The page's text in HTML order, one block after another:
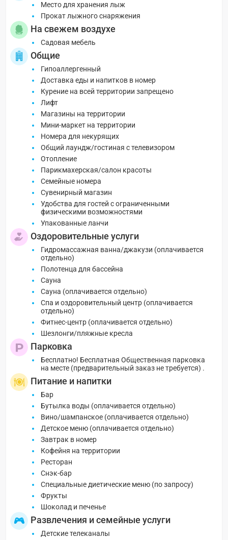
Место для хранения лыж
Прокат лыжного снаряжения
На свежем воздухе
Садовая мебель
Общие
Гипоаллергенный
Доставка еды и напитков в номер
Курение на всей территории запрещено
Лифт
Магазины на территории
Мини-маркет на территории
Номера для некурящих
Общий лаундж/гостиная с телевизором
Отопление
Парикмахерская/салон красоты
Семейные номера
Сувенирный магазин
Удобства для гостей с ограниченными
физическими возможностями
Упакованные ланчи
Оздоровительные услуги
Гидромассажная ванна/джакузи (оплачивается
отдельно)
Полотенца для бассейна
Сауна
Сауна (оплачивается отдельно)
Спа и оздоровительный центр (оплачивается
отдельно)
Фитнес-центр (оплачивается отдельно)
Шезлонги/пляжные кресла
Парковка
Бесплатно! Бесплатная Общественная парковка
на месте (предварительный заказ не требуется) .
Питание и напитки
Бар
Бутылка воды (оплачивается отдельно)
Вино/шампанское (оплачивается отдельно)
Детское меню (оплачивается отдельно)
Завтрак в номер
Кофейня на территории
Ресторан
Снэк-бар
Специальные диетические меню (по запросу)
Фрукты
Шоколад и печенье
Развлечения и семейные услуги
Детские телеканалы